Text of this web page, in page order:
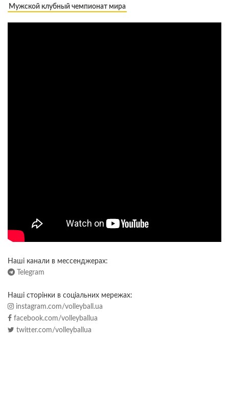
Мужской клубный чемпионат мира
Наші канали в мессенджерах:
Telegram
Наші сторінки в соціальних мережах:
instagram.com/volleyball.ua
facebook.com/volleyballua
twitter.com/volleyballua